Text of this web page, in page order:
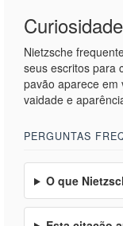
Nietzsche
seus escritos para
pavão aparece em
vaidade e
PERGUNTAS
O que